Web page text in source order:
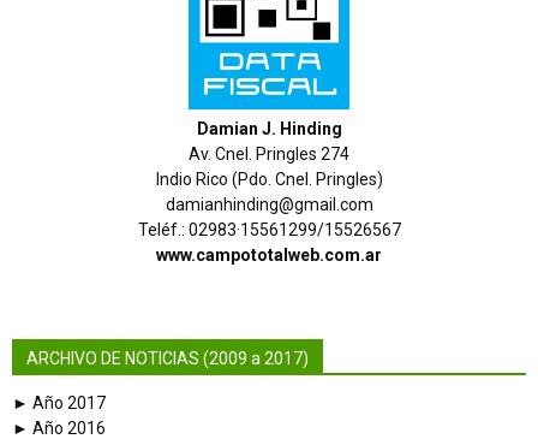
Damian J. Hinding
Av. Cnel. Pringles 274
Indio Rico (Pdo. Cnel. Pringles)
damianhinding@gmail.com
Teléf.: 02983·15561299/15526567
www.campototalweb.com.ar
ARCHIVO DE NOTICIAS (2009 a 2017)
► Año 2017
► Año 2016